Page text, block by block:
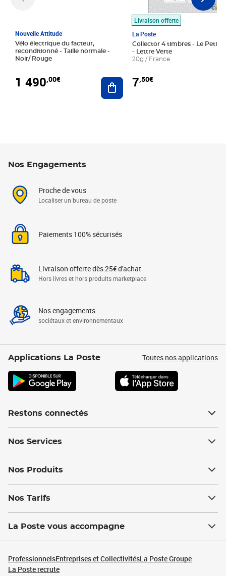
Nouvelle Attitude
Vélo électrique du facteur,
reconditionné - Taille normale -
Noir/ Rouge
1 490,00€ Ajouter au panier
Livraison offerte
La Poste
Collector 4 timbres - Le Petit
- Lettre Verte
20g / France
7,50€
Nos Engagements
Proche de vous
Localiser un bureau de poste
Paiements 100% sécurisés
Livraison offerte dès 25€ d'achat
Hors livres et hors produits marketplace
Nos engagements
sociétaux et environnementaux
Applications La Poste Toutes nos applications
Restons connectés
Nos Services
Nos Produits
Nos Tarifs
La Poste vous accompagne
ProfessionnelsEntreprises et CollectivitésLa Poste Groupe
La Poste recrute